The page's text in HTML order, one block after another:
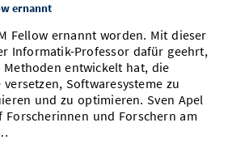
ernannt
Fellow ernannt worden. Mit dieser
Informatik-Professor dafür geehrt,
entwickelt hat, die
Softwaresysteme zu
und zu optimieren. Sven Apel
und Forschern am